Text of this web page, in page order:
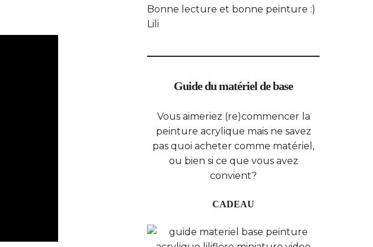
Bonne lecture et bonne peinture :)
Lili
Guide du matériel de base
Vous aimeriez (re)commencer la
peinture acrylique mais ne savez
pas quoi acheter comme matériel,
ou bien si ce que vous avez
convient?
CADEAU